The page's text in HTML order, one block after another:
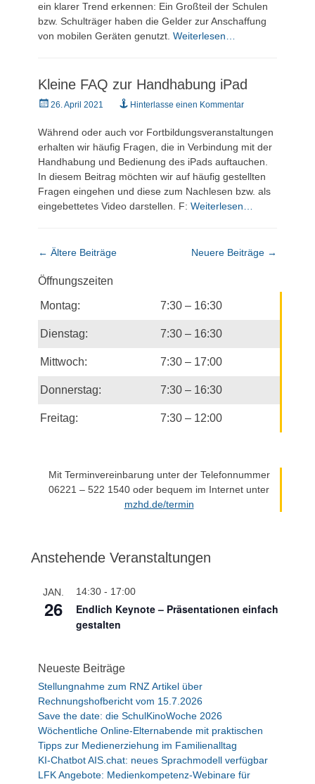
ein klarer Trend erkennen: Ein Großteil der Schulen
bzw. Schulträger haben die Gelder zur Anschaffung
von mobilen Geräten genutzt. Weiterlesen…
Kleine FAQ zur Handhabung iPad
Veröffentlicht
26. April 2021 Hinterlasse einen Kommentar
Während oder auch vor Fortbildungsveranstaltungen
erhalten wir häufig Fragen, die in Verbindung mit der
Handhabung und Bedienung des iPads auftauchen.
In diesem Beitrag möchten wir auf häufig gestellten
Fragen eingehen und diese zum Nachlesen bzw. als
eingebettetes Video darstellen. F: Weiterlesen…
Beitragsnavigation
← Ältere Beiträge Neuere Beiträge →
Öffnungszeiten
Montag: 7:30 – 16:30
Dienstag: 7:30 – 16:30
Mittwoch: 7:30 – 17:00
Donnerstag: 7:30 – 16:30
Freitag: 7:30 – 12:00
Mit Terminvereinbarung unter der Telefonnummer
06221 – 522 1540 oder bequem im Internet unter
mzhd.de/termin
Anstehende Veranstaltungen
JAN.
26
14:30 - 17:00
Endlich Keynote – Präsentationen einfach
gestalten
Neueste Beiträge
Stellungnahme zum RNZ Artikel über
Rechnungshofbericht vom 15.7.2026
Save the date: die SchulKinoWoche 2026
Wöchentliche Online-Elternabende mit praktischen
Tipps zur Medienerziehung im Familienalltag
KI-Chatbot AIS.chat: neues Sprachmodell verfügbar
LFK Angebote: Medienkompetenz-Webinare für